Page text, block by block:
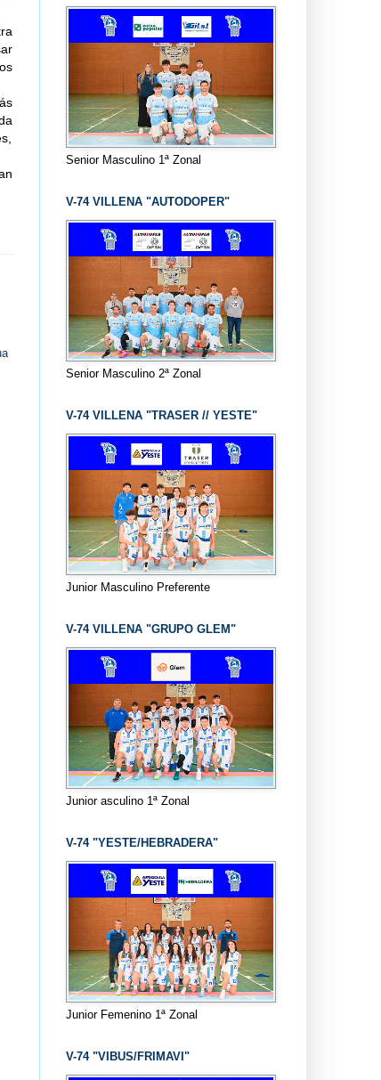
Senior Masculino 1ª Zonal
V-74 VILLENA "AUTODOPER"
Senior Masculino 2ª Zonal
V-74 VILLENA "TRASER // YESTE"
Junior Masculino Preferente
V-74 VILLENA "GRUPO GLEM"
Junior asculino 1ª Zonal
V-74 "YESTE/HEBRADERA"
Junior Femenino 1ª Zonal
V-74 "VIBUS/FRIMAVI"